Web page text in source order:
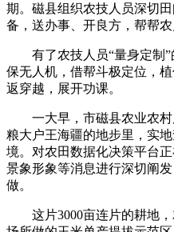
期。磁县组织农技人员深切
备，送办事、开良方，帮帮农
有了农技人员“量身定制”
保无人机，借帮斗极定位，
返穿越，展开功课。
一大早，市磁县农业农村
粮大户王海疆的地步里，实
境。对农田数据化决策平台
景象形象等消息进行深切阐
做。
这片3000亩连片的耕地，